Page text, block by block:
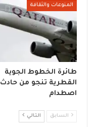
المنوعات والثقافة
طائرة الخطوط الجوية
القطرية تنجو من حادث
اصطدام
السابق التالي